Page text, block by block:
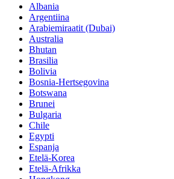
Albania
Argentiina
Arabiemiraatit (Dubai)
Australia
Bhutan
Brasilia
Bolivia
Bosnia-Hertsegovina
Botswana
Brunei
Bulgaria
Chile
Egypti
Espanja
Etelä-Korea
Etelä-Afrikka